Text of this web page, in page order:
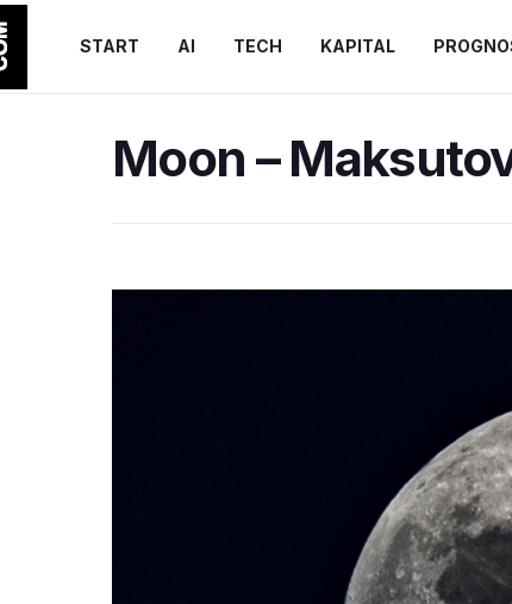
START AI TECH KAPITAL
Moon –